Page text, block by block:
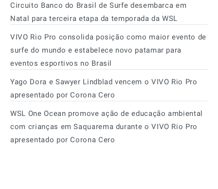
Circuito Banco do Brasil de Surfe desembarca em
Natal para terceira etapa da temporada da WSL
VIVO Rio Pro consolida posição como maior evento de
surfe do mundo e estabelece novo patamar para
eventos esportivos no Brasil
Yago Dora e Sawyer Lindblad vencem o VIVO Rio Pro
apresentado por Corona Cero
WSL One Ocean promove ação de educação ambiental
com crianças em Saquarema durante o VIVO Rio Pro
apresentado por Corona Cero